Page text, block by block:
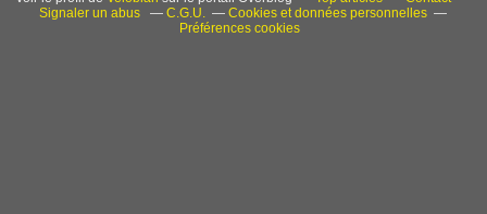
Signaler un abus
C.G.U.
Cookies et données personnelles
Préférences cookies